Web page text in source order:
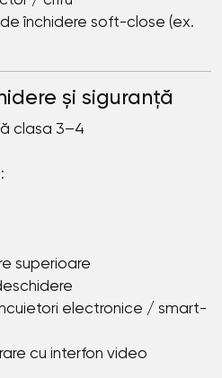
închidere soft-close (ex.
și siguranță
clasa 3–4
superioare
electronice / smart-
cu interfon video